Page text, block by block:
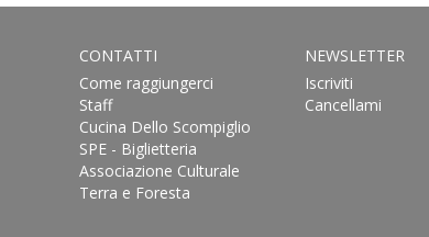
CONTATTI
Come raggiungerci
Staff
Cucina Dello Scompiglio
SPE - Biglietteria
Associazione Culturale
Terra e Foresta
NEWSLETTER
Iscriviti
Cancellami